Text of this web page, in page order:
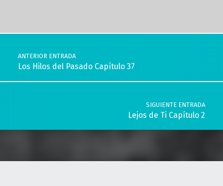
Navegación de entradas
ANTERIOR ENTRADA
Los Hilos del Pasado Capítulo 37
SIGUIENTE ENTRADA
Lejos de Ti Capítulo 2